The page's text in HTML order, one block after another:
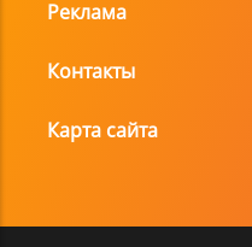
Реклама
Контакты
Карта сайта